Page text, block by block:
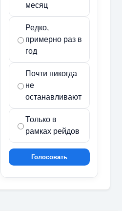
месяц
Редко,
примерно раз в
год
Почти никогда
не
останавливают
Только в
рамках рейдов
Голосовать